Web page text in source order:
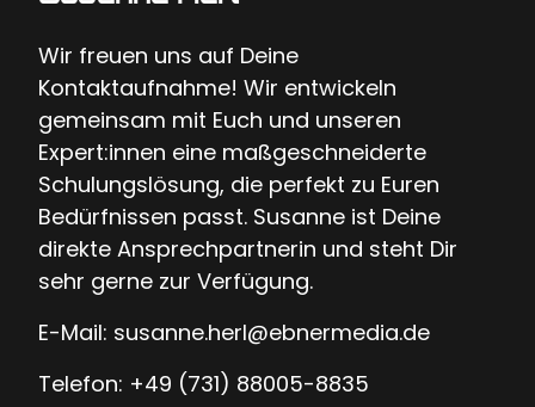
Wir freuen uns auf Deine
Kontaktaufnahme! Wir entwickeln
gemeinsam mit Euch und unseren
Expert:innen eine maßgeschneiderte
Schulungslösung, die perfekt zu Euren
Bedürfnissen passt. Susanne ist Deine
direkte Ansprechpartnerin und steht Dir
sehr gerne zur Verfügung.
E-Mail: susanne.herl@ebnermedia.de
Telefon: +49 (731) 88005-8835